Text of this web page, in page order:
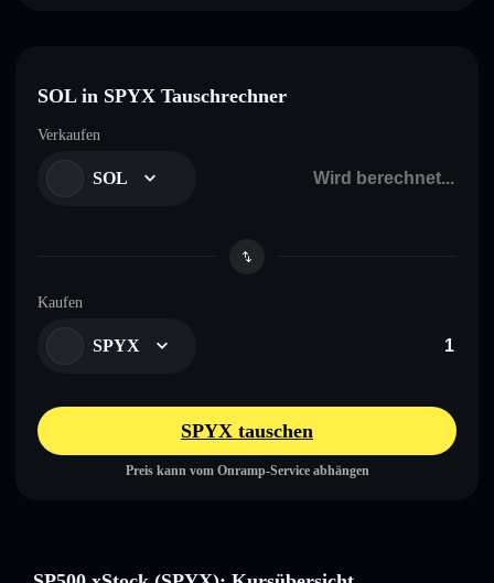
SOL in SPYX Tauschrechner
Verkaufen
SOL
Kaufen
SPYX
SPYX tauschen
Preis kann vom Onramp-Service abhängen